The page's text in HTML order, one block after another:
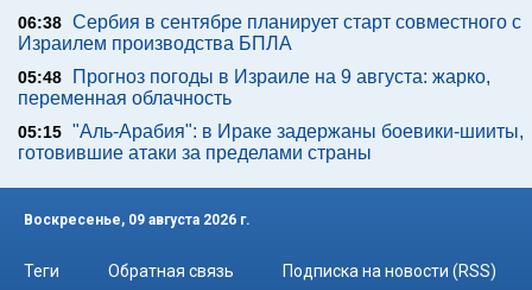
06:38 Сербия в сентябре планирует старт совместного с
Израилем производства БПЛА
05:48
Прогноз погоды в Израиле на 9 августа: жарко,
переменная облачность
05:15 "Аль-Арабия": в Ираке задержаны боевики-шииты,
готовившие атаки за пределами страны
Воскресенье, 09 августа 2026 г.
Теги Обратная связь
Подписка на новости (RSS)